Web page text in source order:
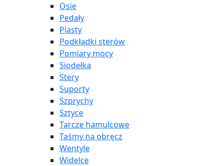
Osie
Pedały
Piasty
Podkładki sterów
Pomiary mocy
Siodełka
Stery
Suporty
Szprychy
Sztyce
Tarcze hamulcowe
Taśmy na obręcz
Wentyle
Widelce